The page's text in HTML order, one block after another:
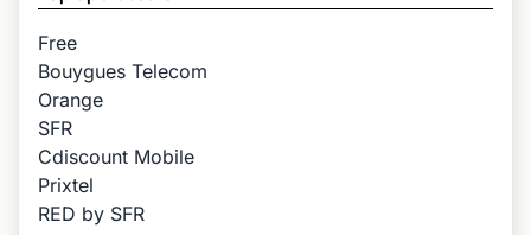
Free
Bouygues Telecom
Orange
SFR
Cdiscount Mobile
Prixtel
RED by SFR